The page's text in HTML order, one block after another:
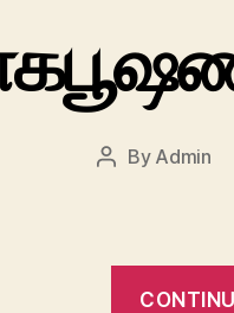
Post
By Admin